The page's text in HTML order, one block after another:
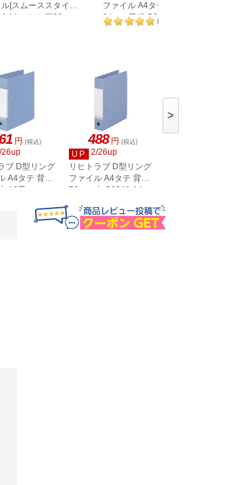
ル[スムーススタイル]
A4タテとじ厚20mm
ファイル A4タテ 背幅
34mm 黄緑 G2220-6
(
円 (税込)
26up
ブ D型リング
A4タテ 背幅
10冊
488 円 (税込)
UP
2/26up
リヒトラブ D型リング
ファイル A4タテ 背幅
56mm 水 G2240-14
>